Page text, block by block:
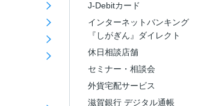
J-Debitカード
インターネットバンキング
『しがぎん』ダイレクト
休日相談店舗
セミナー・相談会
外貨宅配サービス
滋賀銀行 デジタル通帳